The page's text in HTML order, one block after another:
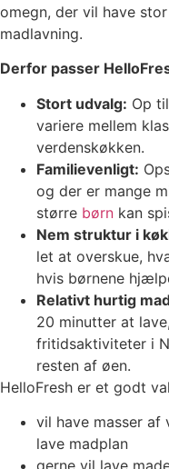
omegn, der vil have
madlavning.
Derfor passer
Stort udvalg: Op
variere mellem
verdenskøkken.
Familievenligt:
og der er mange
større børn kan
Nem struktur i
let at overskue,
hvis børnene
Relativt hurtig
20 minutter at
fritidsaktiviteter i
resten af øen.
HelloFresh er et godt
vil have masser af
lave madplan